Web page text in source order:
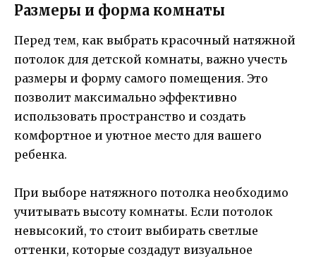
Размеры и форма комнаты
Перед тем, как выбрать красочный натяжной
потолок для детской комнаты, важно учесть
размеры и форму самого помещения. Это
позволит максимально эффективно
использовать пространство и создать
комфортное и уютное место для вашего
ребенка.
При выборе натяжного потолка необходимо
учитывать высоту комнаты. Если потолок
невысокий, то стоит выбирать светлые
оттенки, которые создадут визуальное